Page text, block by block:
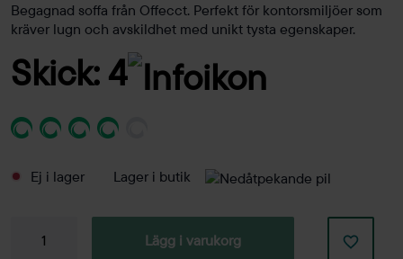
Begagnad soffa från Offecct. Perfekt för kontorsmiljöer som
kräver lugn och avskildhet med unikt tysta egenskaper.
Skick: 4
Ej i lager Lager i butik
Lägg i varukorg